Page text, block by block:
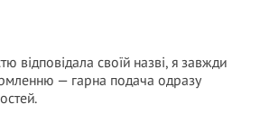
відповідала своїй назві, я завжди
— гарна подача одразу